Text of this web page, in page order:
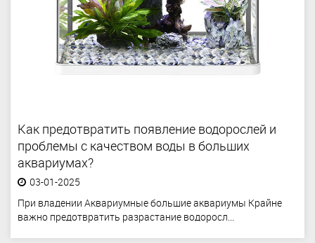
Как предотвратить появление водорослей и
проблемы с качеством воды в больших
аквариумах?
03-01-2025
При владении Аквариумные большие аквариумы Крайне
важно предотвратить разрастание водоросл...